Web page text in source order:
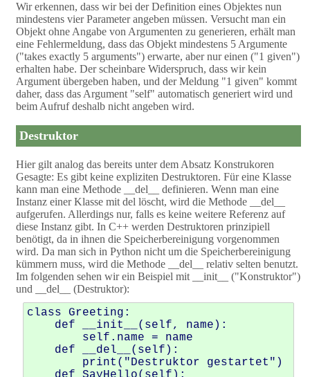
Wir erkennen, dass wir bei der Definition eines Objektes nun
mindestens vier Parameter angeben müssen. Versucht man ein
Objekt ohne Angabe von Argumenten zu generieren, erhält man
eine Fehlermeldung, dass das Objekt mindestens 5 Argumente
("takes exactly 5 arguments") erwarte, aber nur einen ("1 given")
erhalten habe. Der scheinbare Widerspruch, dass wir kein
Argument übergeben haben, und der Meldung "1 given" kommt
daher, dass das Argument "self" automatisch generiert wird und
beim Aufruf deshalb nicht angeben wird.
Destruktor
Hier gilt analog das bereits unter dem Absatz Konstrukoren
Gesagte: Es gibt keine expliziten Destruktoren. Für eine Klasse
kann man eine Methode __del__ definieren. Wenn man eine
Instanz einer Klasse mit del löscht, wird die Methode __del__
aufgerufen. Allerdings nur, falls es keine weitere Referenz auf
diese Instanz gibt. In C++ werden Destruktoren prinzipiell
benötigt, da in ihnen die Speicherbereinigung vorgenommen
wird. Da man sich in Python nicht um die Speicherbereinigung
kümmern muss, wird die Methode __del__ relativ selten benutzt.
Im folgenden sehen wir ein Beispiel mit __init__ ("Konstruktor")
und __del__ (Destruktor):
class Greeting: